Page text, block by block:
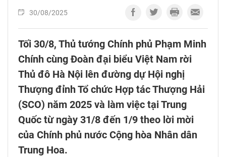
30/08/2025
Tối 30/8, Thủ tướng Chính phủ Phạm Minh
Chính cùng Đoàn đại biểu Việt Nam rời
Thủ đô Hà Nội lên đường dự Hội nghị
Thượng đỉnh Tổ chức Hợp tác Thượng Hải
(SCO) năm 2025 và làm việc tại Trung
Quốc từ ngày 31/8 đến 1/9 theo lời mời
của Chính phủ nước Cộng hòa Nhân dân
Trung Hoa.